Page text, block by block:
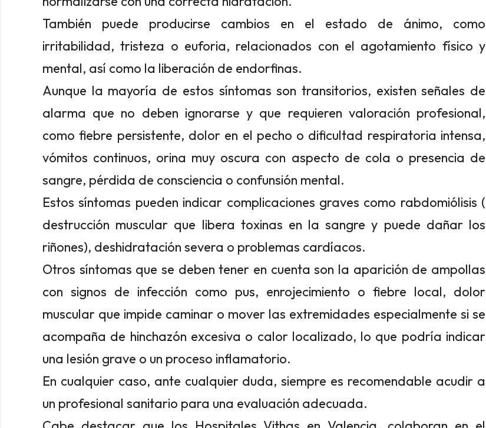
También puede producirse cambios en el estado de ánimo, como
irritabilidad, tristeza o euforia, relacionados con el agotamiento físico y
mental, así como la liberación de endorfinas.
Aunque la mayoría de estos síntomas son transitorios, existen señales de
alarma que no deben ignorarse y que requieren valoración profesional,
como fiebre persistente, dolor en el pecho o dificultad respiratoria intensa,
vómitos continuos, orina muy oscura con aspecto de cola o presencia de
sangre, pérdida de consciencia o confunsión mental.
Estos síntomas pueden indicar complicaciones graves como rabdomiólisis (
destrucción muscular que libera toxinas en la sangre y puede dañar los
riñones), deshidratación severa o problemas cardíacos.
Otros síntomas que se deben tener en cuenta son la aparición de ampollas
con signos de infección como pus, enrojecimiento o fiebre local, dolor
muscular que impide caminar o mover las extremidades especialmente si se
acompaña de hinchazón excesiva o calor localizado, lo que podría indicar
una lesión grave o un proceso inflamatorio.
En cualquier caso, ante cualquier duda, siempre es recomendable acudir a
un profesional sanitario para una evaluación adecuada.